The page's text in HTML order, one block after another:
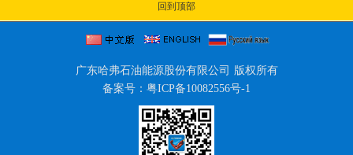
回到顶部
广东哈弗石油能源股份有限公司 版权所有
备案号：粤ICP备10082556号-1